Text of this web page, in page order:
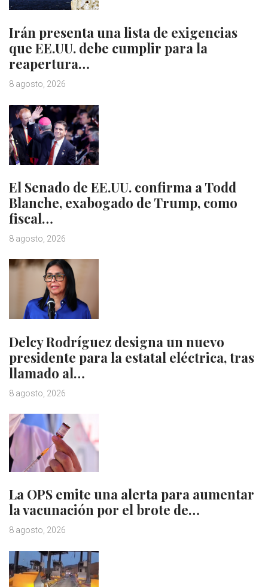
Irán presenta una lista de exigencias
que EE.UU. debe cumplir para la
reapertura…
8 agosto, 2026
El Senado de EE.UU. confirma a Todd
Blanche, exabogado de Trump, como
fiscal…
8 agosto, 2026
Delcy Rodríguez designa un nuevo
presidente para la estatal eléctrica, tras
llamado al…
8 agosto, 2026
La OPS emite una alerta para aumentar
la vacunación por el brote de…
8 agosto, 2026